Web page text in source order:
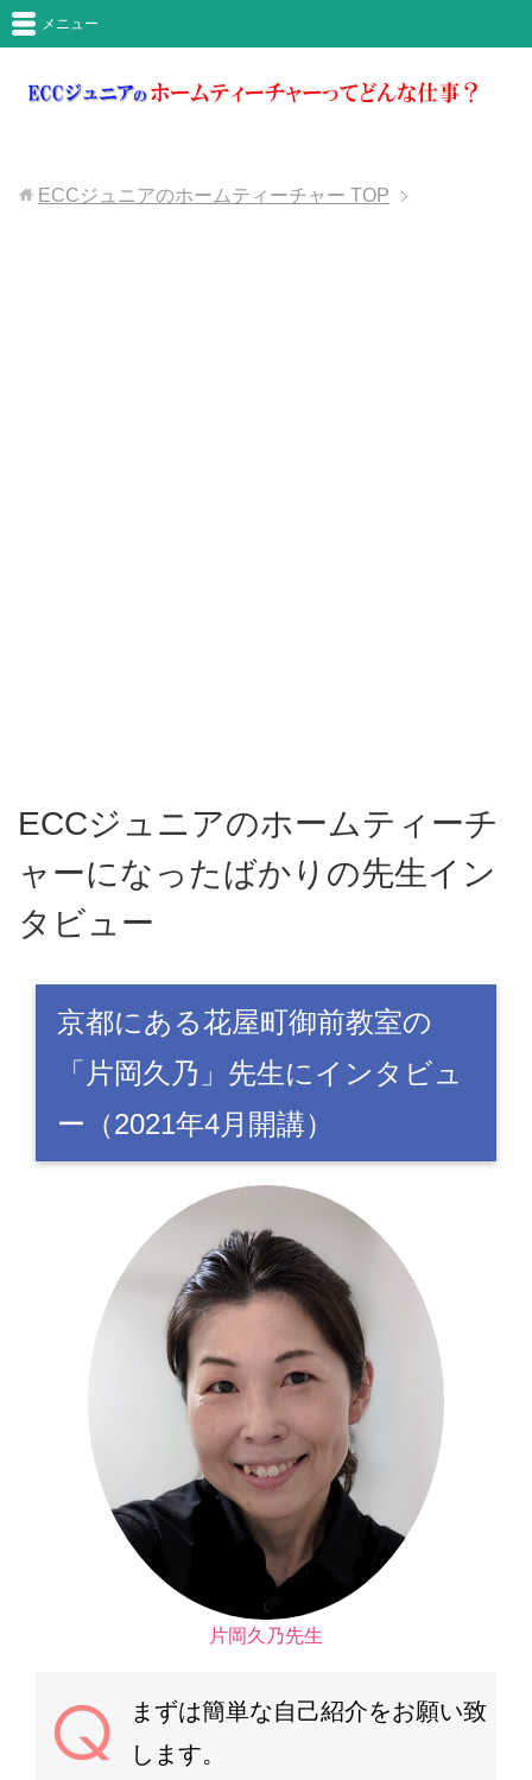
メニュー
ECCジュニアのホームティーチャー TOP
ECCジュニアのホームティーチ
ャーになったばかりの先生イン
タビュー
京都にある花屋町御前教室の
「片岡久乃」先生にインタビュ
ー（2021年4月開講）
片岡久乃先生
まずは簡単な自己紹介をお願い致
します。